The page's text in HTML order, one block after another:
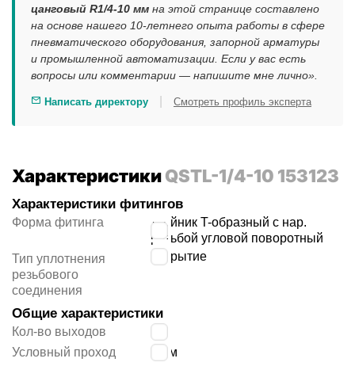
цанговый R1/4-10 мм на этой странице составлено
на основе нашего 10-летнего опыта работы в сфере
пневматического оборудования, запорной арматуры
и промышленной автоматизации. Если у вас есть
вопросы или комментарии — напишите мне лично».
Написать директору Смотреть профиль эксперта
ХарактеристикиQSTL-1/4-10 153123
Характеристики фитингов
Форма фитинга
тройник T-образный с нар.
резьбой угловой поворотный
Тип уплотнения
резьбового
соединения
покрытие
Общие характеристики
Кол-во выходов
Условный проход
мм